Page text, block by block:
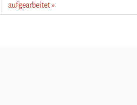
aufgearbeitet